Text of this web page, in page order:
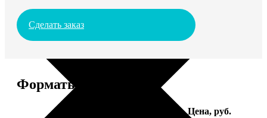
Сделать заказ
Форматы и цены
Цена, руб.